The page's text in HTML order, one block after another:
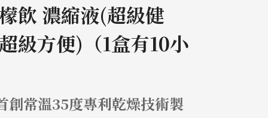
飲 濃縮液(超級健
級方便)（1盒有10小
創常溫35度專利乾燥技術製